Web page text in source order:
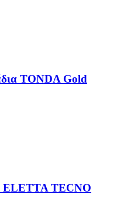
TONDA Gold
ELETTA TECNO